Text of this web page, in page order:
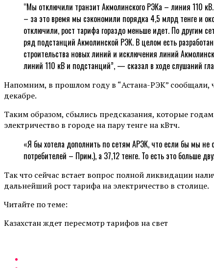
“Мы отключили транзит Акмолинского РЭКа – линия 110
– за это время мы сэкономили порядка 4,5 млрд тенге и
отключили, рост тарифа гораздо меньше идет. По другим
ряд подстанций Акмолинской РЭК. В целом есть
строительства новых линий и исключения линий
линий 110 кВ и подстанций”, — сказал в ходе слушаний
Напомним, в прошлом году в “Астана-РЭК” сообщали,
декабре.
Таким образом, сбылись предсказания, которые
электричество в городе на пару тенге на кВтч.
«Я бы хотела дополнить по сетям АРЭК, что если бы мы
потребителей – Прим.), а 37,12 тенге. То есть это больше
Так что сейчас встает вопрос полной ликвидации
дальнейший рост тарифа на электричество в столице.
Читайте по теме:
Казахстан ждет пересмотр тарифов на свет